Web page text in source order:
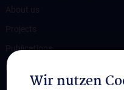
Publications
Wir nutzen